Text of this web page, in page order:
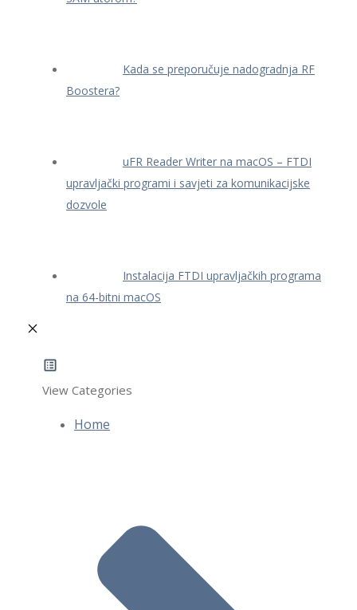
Kada se preporučuje nadogradnja RF
Boostera?
uFR Reader Writer na macOS – FTDI
upravljački programi i savjeti za komunikacijske
dozvole
Instalacija FTDI upravljačkih programa
na 64-bitni macOS
View Categories
Home